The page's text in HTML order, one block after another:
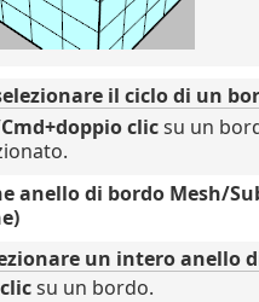
il ciclo di un
clicsu un
anello di bordo Mesh/
un intero anello
su un bordo.